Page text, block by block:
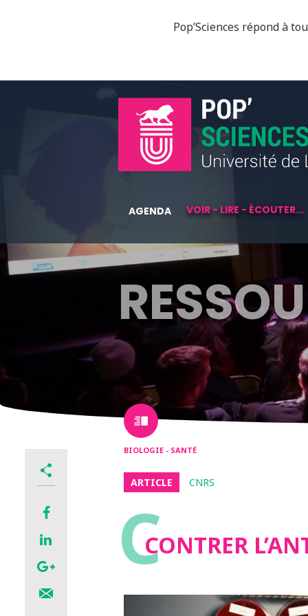
Pop’Sciences répond à
AGENDA VOIR - LIRE - ÉCOUTER...
BIOLOGIE - SANTÉ
ARTICLE CNRS
CCONTRER